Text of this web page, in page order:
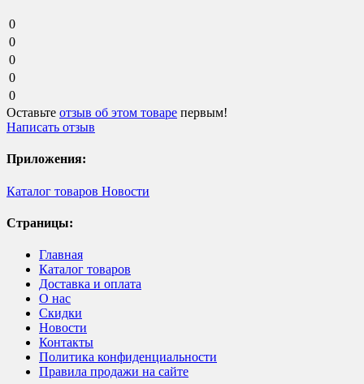
0
0
0
0
0
Оставьте отзыв об этом товаре первым!
Написать отзыв
Приложения:
Каталог товаров Новости
Страницы:
Главная
Каталог товаров
Доставка и оплата
О нас
Скидки
Новости
Контакты
Политика конфиденциальности
Правила продажи на сайте